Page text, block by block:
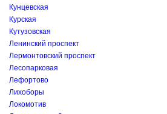
Кунцевская
Курская
Кутузовская
Ленинский проспект
Лермонтовский проспект
Лесопарковая
Лефортово
Лихоборы
Локомотив